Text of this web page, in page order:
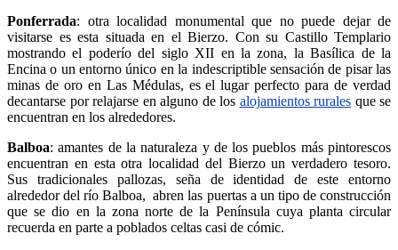
Ponferrada: otra localidad monumental que no puede dejar de
visitarse es esta situada en el Bierzo. Con su Castillo Templario
mostrando el poderío del siglo XII en la zona, la Basílica de la
Encina o un entorno único en la indescriptible sensación de pisar las
minas de oro en Las Médulas, es el lugar perfecto para de verdad
decantarse por relajarse en alguno de los alojamientos rurales que se
encuentran en los alrededores.
Balboa: amantes de la naturaleza y de los pueblos más pintorescos
encuentran en esta otra localidad del Bierzo un verdadero tesoro.
Sus tradicionales pallozas, seña de identidad de este entorno
alrededor del río Balboa, abren las puertas a un tipo de construcción
que se dio en la zona norte de la Península cuya planta circular
recuerda en parte a poblados celtas casi de cómic.